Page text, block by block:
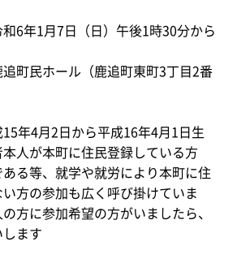
6年1月7日（日）午後1時30分から
町民ホール（鹿追町東町3丁目2番
年4月2日から平成16年4月1日生
人が本町に住民登録している方
る等、就学や就労により本町に住
方の参加も広く呼び掛けていま
方に参加希望の方がいましたら、
ます